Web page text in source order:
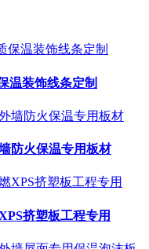
温装饰线条定制
防火保温专用板材
挤塑板工程专用